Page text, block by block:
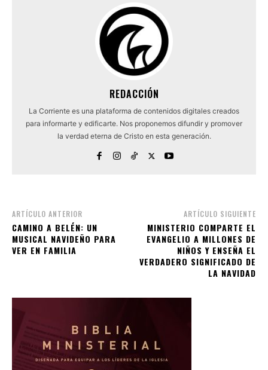
REDACCIÓN
La Corriente es una plataforma de contenidos digitales creados
para informarte y edificarte. Nos proponemos difundir y promover
la verdad eterna de Cristo en esta generación.
ARTÍCULO ANTERIOR
CAMINO A BELÉN: UN
MUSICAL NAVIDEÑO PARA
VER EN FAMILIA
ARTÍCULO SIGUIENTE
MINISTERIO COMPARTE EL
EVANGELIO A MILLONES DE
NIÑOS Y ENSEÑA EL
VERDADERO SIGNIFICADO DE
LA NAVIDAD